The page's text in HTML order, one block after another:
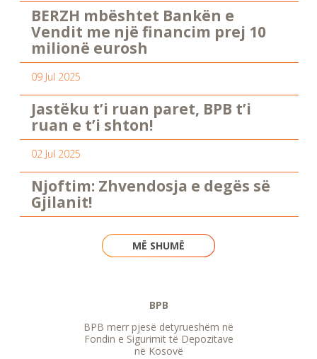
BERZH mbështet Bankën e
Vendit me një financim prej 10
milionë eurosh
09 Jul 2025
Jastëku t’i ruan paret, BPB t’i
ruan e t’i shton!
02 Jul 2025
Njoftim: Zhvendosja e degës së
Gjilanit!
MË SHUMË
BPB
BPB merr pjesë detyrueshëm në
Fondin e Sigurimit të Depozitave
në Kosovë